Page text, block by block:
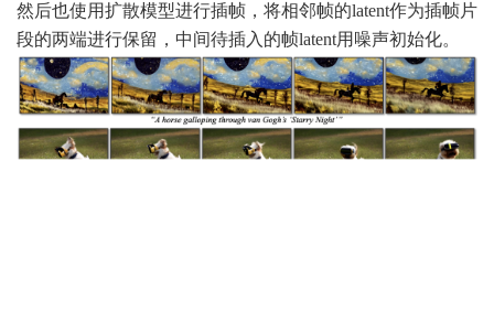
然后也使用扩散模型进行插帧，将相邻帧的latent作为插帧片
段的两端进行保留，中间待插入的帧latent用噪声初始化。